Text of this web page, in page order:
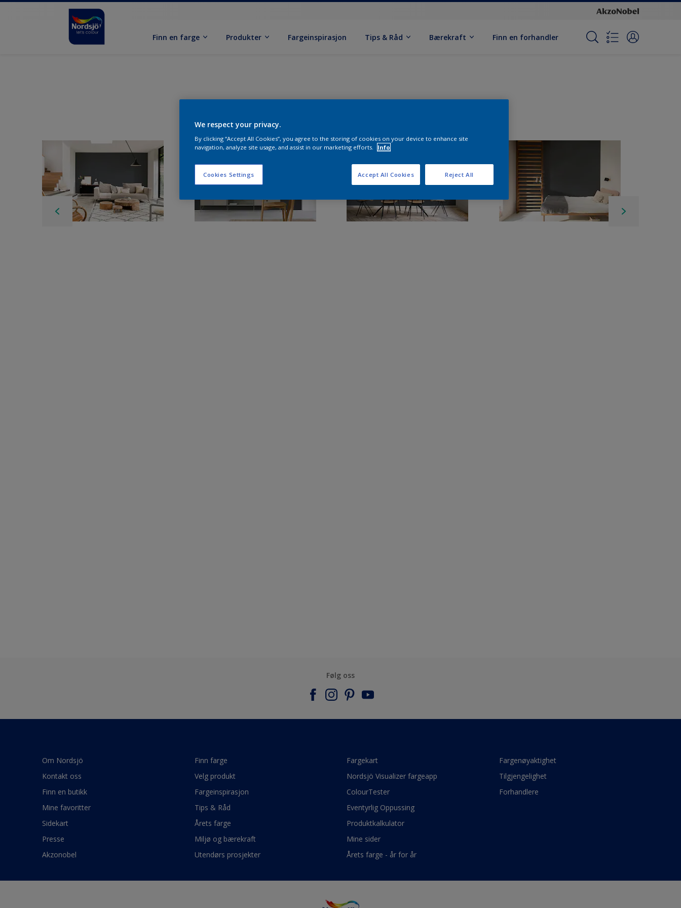
Finn en farge Produkter Fargeinspirasjon Tips & Råd Bærekraft Finn en forhandler
Følg oss
Om Nordsjö
Kontakt oss
Finn en butikk
Mine favoritter
Sidekart
Presse
Akzonobel
Finn farge
Velg produkt
Fargeinspirasjon
Tips & Råd
Årets farge
Miljø og bærekraft
Utendørs prosjekter
Fargekart
Nordsjö Visualizer fargeapp
ColourTester
Eventyrlig Oppussing
Produktkalkulator
Mine sider
Årets farge - år for år
Fargenøyaktighet
Tilgjengelighet
Forhandlere
We respect your privacy.
By clicking “Accept All Cookies”, you agree to the storing of cookies on your device to enhance site
navigation, analyze site usage, and assist in our marketing efforts.
Info
Cookies Settings Reject All
Accept All Cookies